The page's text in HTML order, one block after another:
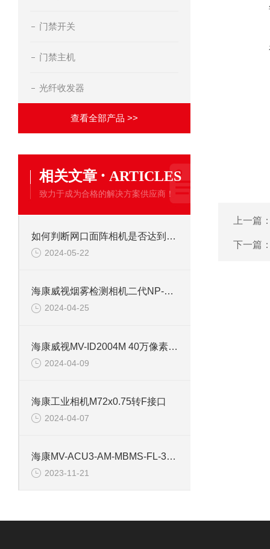
门禁开关
门禁主机
光纤收发器
查看全部产品 >>
相关文章 · ARTICLES
致力于成为合格的解决方案供应商！
如何判断网口面阵相机是否达到标称性能参数
2024-05-22
海康威视烟雾检测相机二代NP-V2Y-P
2024-04-25
海康威视MV-ID2004M 40万像素工业相机
2024-04-09
海康工业相机M72x0.75转F接口
2024-04-07
海康MV-ACU3-AM-MBMS-FL-3M 工业相机镜头
2023-11-21
上一篇
下一篇